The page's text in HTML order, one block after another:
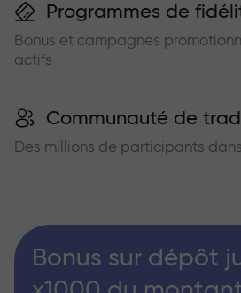
Programmes de
Bonus et campagnes
actifs
Communauté de
Des millions de participants
Bonus sur dépôt